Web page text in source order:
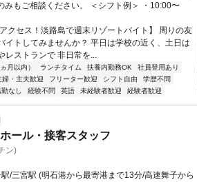
みもご相談ください。 ＜シフト例＞ ・10:00〜
クセス！淡路島で週末リゾートバイト】 周りの友
イトしてみませんか？ 平日は学校の近く、土日は
レストランで 非日常を...
月以内） ランチタイム 扶養内勤務OK
社員登用あり
婦・主夫歓迎 フリーター歓迎 シフト自由
学歴不問
なし 経験不問 英語 未経験者歓迎 経験者歓迎
ール・接客スタッフ
ン)
/三宮駅 (明石港から最寄港まで13分/高速舞子から